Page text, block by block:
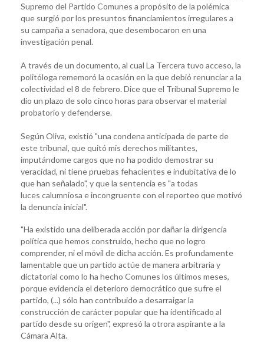
Supremo del Partido Comunes a propósito de la polémica
que surgió por los presuntos financiamientos irregulares a
su campaña a senadora, que desembocaron en una
investigación penal.
A través de un documento, al cual La Tercera tuvo acceso, la
politóloga rememoró la ocasión en la que debió renunciar a la
colectividad el 8 de febrero. Dice que el Tribunal Supremo le
dio un plazo de solo cinco horas para observar el material
probatorio y defenderse.
Según Oliva, existió "una condena anticipada de parte de
este tribunal, que quitó mis derechos militantes,
imputándome cargos que no ha podido demostrar su
veracidad, ni tiene pruebas fehacientes e indubitativa de lo
que han señalado", y que la sentencia es "a todas
luces calumniosa e incongruente con el reporteo que motivó
la denuncia inicial".
"Ha existido una deliberada acción por dañar la dirigencia
política que hemos construido, hecho que no logro
comprender, ni el móvil de dicha acción. Es profundamente
lamentable que un partido actúe de manera arbitraria y
dictatorial como lo ha hecho Comunes los últimos meses,
porque evidencia el deterioro democrático que sufre el
partido, (...) sólo han contribuido a desarraigar la
construcción de carácter popular que ha identificado al
partido desde su origen", expresó la otrora aspirante a la
Cámara Alta.